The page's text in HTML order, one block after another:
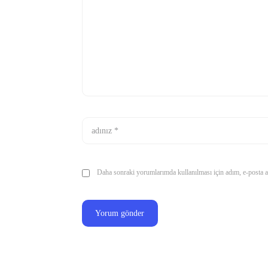
Daha sonraki yorumlarımda kullanılması için adım, e-posta